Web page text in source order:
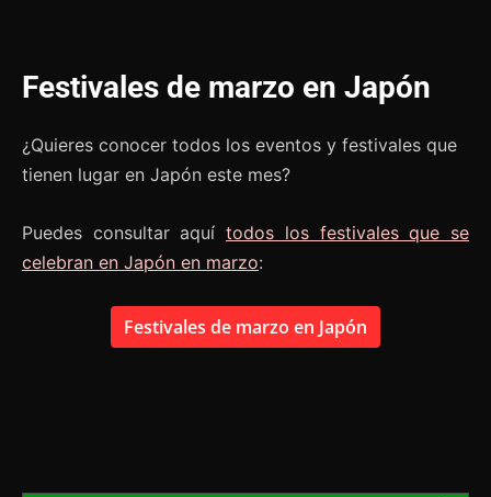
Festivales de marzo en Japón
¿Quieres conocer todos los eventos y festivales que
tienen lugar en Japón este mes?
Puedes consultar aquítodos los festivales que se
celebran en Japón en marzo:
Festivales de marzo en Japón